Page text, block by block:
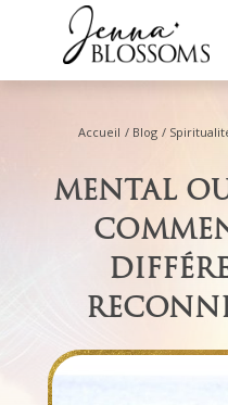
Accueil / Blog /
MENTAL